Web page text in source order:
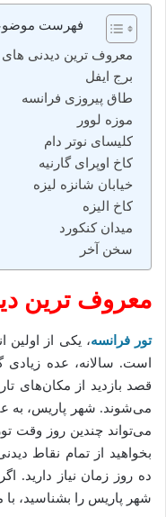
فهرست
معروف ترین دیدنی
برج ایفل
طاق پیروزی فرانسه
موزه لوور
کلیسای نوتر دام
کاخ اوپرای گارنیه
خیابان شانزه لیزه
کاخ الیزه
میدان کنکورد
سخن آخر
معروف ترین
تور فرانسه، یکی از اولین
است. سالانه، عده
قصد بازدید از مکان‌های
می‌شوند. شهر پاریس، به
می‌تواند چندین روز وقت
بخواهید از تمام نقاط
ده روز زمان نیاز دارید.
شهر پاریس را بشناسید، با